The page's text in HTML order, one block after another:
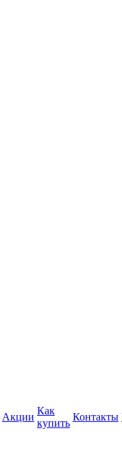
Акции
Как
купить
Контакты